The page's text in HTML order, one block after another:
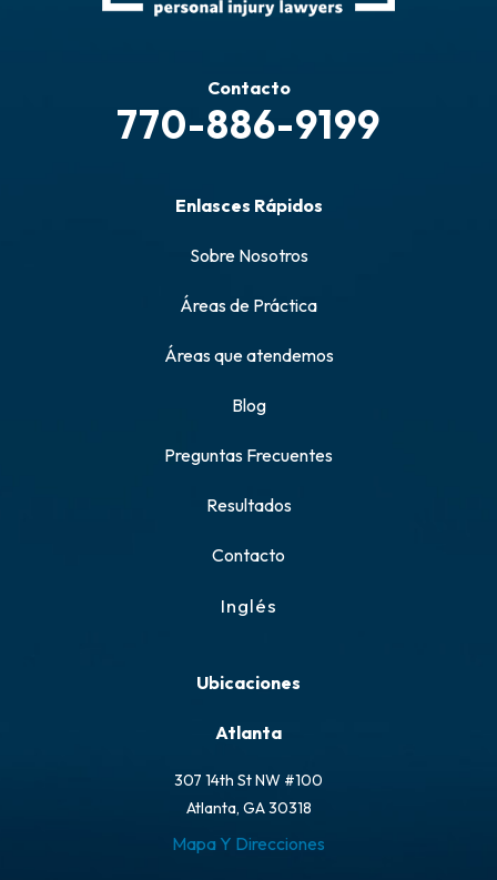
Contacto
770-886-9199
Enlasces Rápidos
Sobre Nosotros
Áreas de Práctica
Áreas que atendemos
Blog
Preguntas Frecuentes
Resultados
Contacto
Inglés
Ubicaciones
Atlanta
307 14th St NW #100
Atlanta, GA 30318
Mapa Y Direcciones